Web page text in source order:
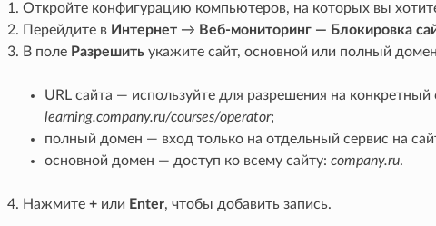
Откройте конфигурацию компьютеров, на которых вы
Перейдите в Интернет→ Веб-мониторинг — Блокировка
В поле Разрешитьукажите сайт, основной или полный
URL сайта — используйте для разрешения на
learning.company.ru/courses/operator;
полный домен — вход только на отдельный сервис на
основной домен — доступ ко всему сайту: company.ru.
Нажмите +или Enter, чтобы добавить запись.